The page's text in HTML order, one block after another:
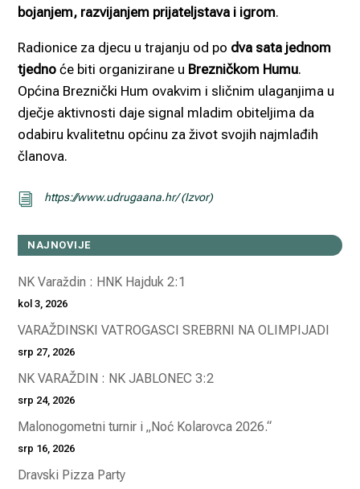
bojanjem, razvijanjem prijateljstava i igrom.
Radionice za djecu u trajanju od po dva sata jednom
tjedno će biti organizirane u Brezničkom Humu.
Općina Breznički Hum ovakvim i sličnim ulaganjima u
dječje aktivnosti daje signal mladim obiteljima da
odabiru kvalitetnu općinu za život svojih najmlađih
članova.
i https://www.udrugaana.hr/ (Izvor)
NAJNOVIJE
NK Varaždin : HNK Hajduk 2:1
kol 3, 2026
VARAŽDINSKI VATROGASCI SREBRNI NA OLIMPIJADI
srp 27, 2026
NK VARAŽDIN : NK JABLONEC 3:2
srp 24, 2026
Malonogometni turnir i „Noć Kolarovca 2026.“
srp 16, 2026
Dravski Pizza Party